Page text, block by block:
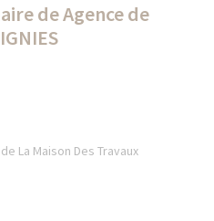
de Agence de
La Maison Des Travaux